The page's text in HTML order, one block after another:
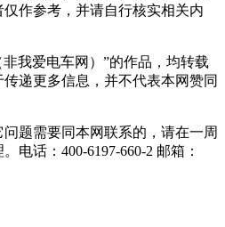
作参考，并请自行核实相关内
我爱电车网）”的作品，均转载
递更多信息，并不代表本网赞同
题需要同本网联系的，请在一周
电话：400-6197-660-2 邮箱：